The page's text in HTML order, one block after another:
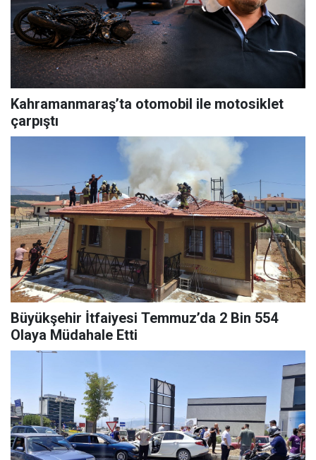
Kahramanmaraş’ta otomobil ile motosiklet
çarpıştı
Büyükşehir İtfaiyesi Temmuz’da 2 Bin 554
Olaya Müdahale Etti